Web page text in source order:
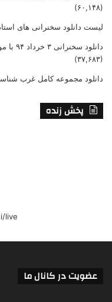
(۶۰,۱۴۸)
لیست دانلود سخنرانی های
دانلود سخنرانی ۳ خرداد ۹۴ با موضوع من ریویزیونیست‌ام، پس هستم!
(۳۷,۶۸۳)
دانلود مجموعه کامل غرب
پخش زنده
live
عضویت در کانال ما